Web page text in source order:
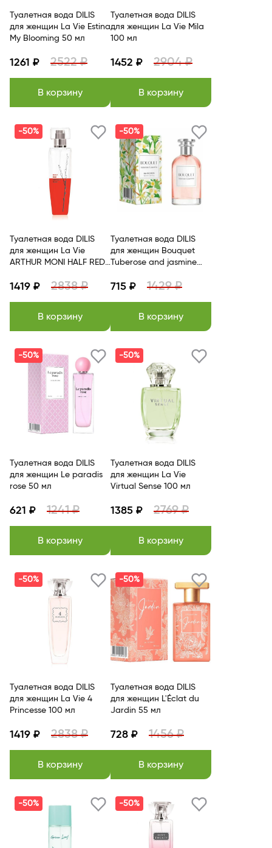
Туалетная вода DILIS
для женщин La Vie Estina
My Blooming 50 мл
1261 ₽ 2522 ₽
В корзину
Туалетная вода DILIS
для женщин La Vie Mila
100 мл
1452 ₽ 2904 ₽
В корзину
-50%
Туалетная вода DILIS
для женщин La Vie
ARTHUR MONI HALF RED
1419 ₽ 2838 ₽
В корзину
-50%
Туалетная вода DILIS
для женщин Bouquet
Tuberose and jasmine
715 ₽ 1429 ₽
В корзину
-50%
Туалетная вода DILIS
для женщин Le paradis
rose 50 мл
621 ₽ 1241 ₽
В корзину
-50%
Туалетная вода DILIS
для женщин La Vie
Virtual Sense 100 мл
1385 ₽ 2769 ₽
В корзину
-50%
Туалетная вода DILIS
для женщин La Vie 4
Princesse 100 мл
1419 ₽ 2838 ₽
В корзину
-50%
Туалетная вода DILIS
для женщин L'Éclat du
Jardin 55 мл
728 ₽ 1456 ₽
В корзину
-50% -50%